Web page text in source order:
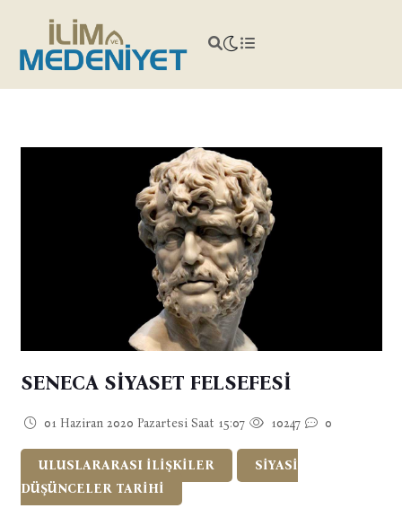
SENECA SİYASET FELSEFESİ
01 Haziran 2020 Pazartesi Saat 15:07 10247 0
ULUSLARARASI İLİŞKİLER
SİYASİ
DÜŞÜNCELER TARİHİ